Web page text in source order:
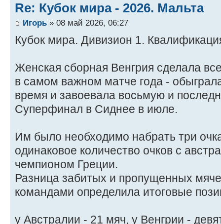
Re: Кубок мира - 2026. Мальта
Игорь » 08 май 2026, 06:27
Кубок мира. Дивизион 1.
Женская сборная Венгрия сделала
в самом важном матче года -
время и завоевала восьмую и
Суперфинал в Сиднее в июле.
Им было необходимо набрать три
одинаковое количество очков с
чемпионом Греции.
Разница забитых и пропущенных
командами определила итоговые
у Австралии - 21 мяч, у Венгрии -